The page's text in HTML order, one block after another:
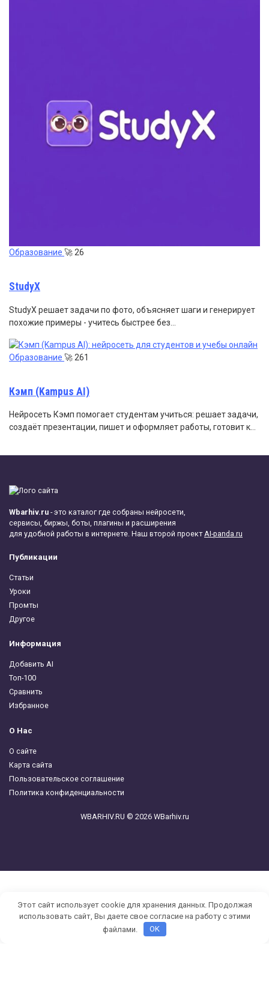
Образование 🚀 26
StudyX
StudyX решает задачи по фото, объясняет шаги и генерирует
похожие примеры - учитесь быстрее без…
Образование 🚀 261
Кэмп (Kampus AI)
Нейросеть Кэмп помогает студентам учиться: решает задачи,
создаёт презентации, пишет и оформляет работы, готовит к…
Wbarhiv.ru - это каталог где собраны нейросети,
сервисы, биржы, боты, плагины и расширения
для удобной работы в интернете. Наш второй проектAI-panda.ru
Публикации
Статьи
Уроки
Промты
Другое
Информация
Добавить AI
Топ-100
Сравнить
Избранное
О Нас
О сайте
Карта сайта
Пользовательское соглашение
Политика конфиденциальности
WBARHIV.RU © 2026 WBarhiv.ru
Этот сайт использует cookie для хранения данных. Продолжая
использовать сайт, Вы даете свое согласие на работу с этими
файлами.
OK